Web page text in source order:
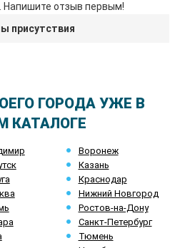
Напишите отзыв первым!
присутствия
ГОРОДА УЖЕ В
КАТАЛОГЕ
Воронеж
Казань
Краснодар
Нижний Новгород
Ростов-на-Дону
Санкт-Петербург
Тюмень